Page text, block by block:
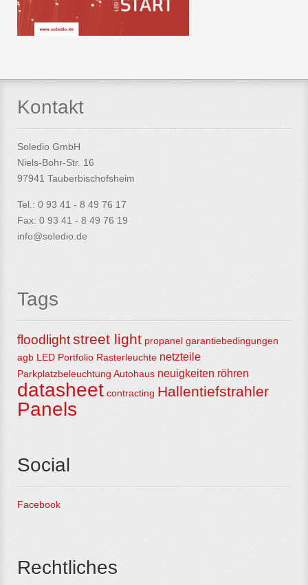
Kontakt
Soledio GmbH
Niels-Bohr-Str. 16
97941 Tauberbischofsheim
Tel.: 0 93 41 - 8 49 76 17
Fax: 0 93 41 - 8 49 76 19
info@soledio.de
Tags
floodlightstreet light propanel garantiebedingungen
agb LED Portfolio Rasterleuchte netzteile
Parkplatzbeleuchtung Autohaus neuigkeiten röhren
datasheet contracting Hallentiefstrahler
Panels
Social
Facebook
Rechtliches